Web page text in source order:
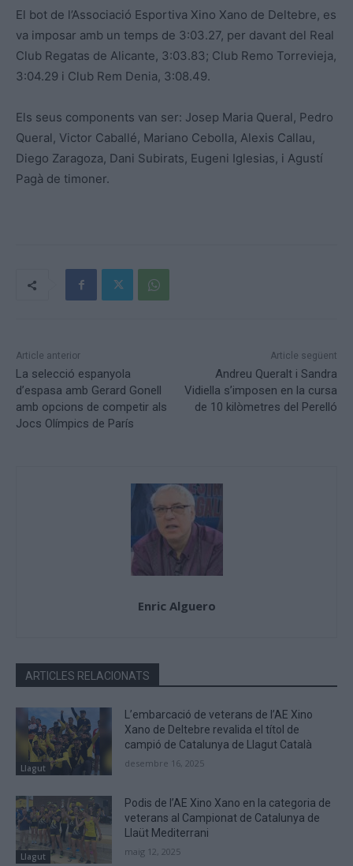
El bot de l’Associació Esportiva Xino Xano de Deltebre, es
va imposar amb un temps de 3:03.27, per davant del Real
Club Regatas de Alicante, 3:03.83; Club Remo Torrevieja,
3:04.29 i Club Rem Denia, 3:08.49.
Els seus components van ser: Josep Maria Queral, Pedro
Queral, Victor Caballé, Mariano Cebolla, Alexis Callau,
Diego Zaragoza, Dani Subirats, Eugeni Iglesias, i Agustí
Pagà de timoner.
Article anterior
La selecció espanyola
d’espasa amb Gerard Gonell
amb opcions de competir als
Jocs Olímpics de París
Article següent
Andreu Queralt i Sandra
Vidiella s’imposen en la cursa
de 10 kilòmetres del Perelló
Enric Alguero
ARTICLES RELACIONATS
Llagut
L’embarcació de veterans de l’AE Xino
Xano de Deltebre revalida el títol de
campió de Catalunya de Llagut Català
desembre 16, 2025
Llagut
Podis de l’AE Xino Xano en la categoria de
veterans al Campionat de Catalunya de
Llaüt Mediterrani
maig 12, 2025